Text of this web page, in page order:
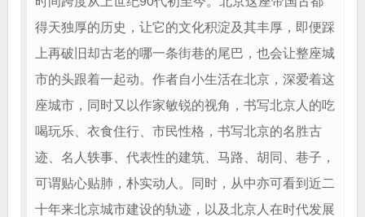
得天独厚的历史，让它的文化积淀及其丰厚，即便踩
上再破旧却古老的哪一条街巷的尾巴，也会让整座城
市的头跟着一起动。作者自小生活在北京，深爱着这
座城市，同时又以作家敏锐的视角，书写北京人的吃
喝玩乐、衣食住行、市民性格，书写北京的名胜古
迹、名人轶事、代表性的建筑、马路、胡同、巷子，
可谓贴心贴肺，朴实动人。同时，从中亦可看到近二
十年来北京城市建设的轨迹，以及北京人在时代发展